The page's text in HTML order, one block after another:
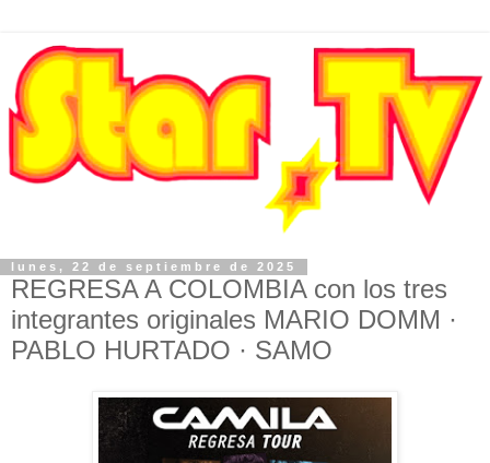
lunes, 22 de septiembre de 2025
REGRESA A COLOMBIA con los tres
integrantes originales MARIO DOMM ·
PABLO HURTADO · SAMO